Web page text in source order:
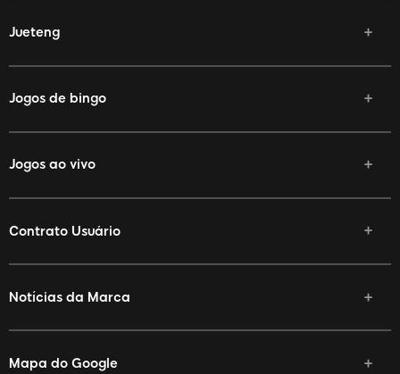
Jueteng
Jogos de bingo
Jogos ao vivo
Contrato Usuário
Notícias da Marca
Mapa do Google